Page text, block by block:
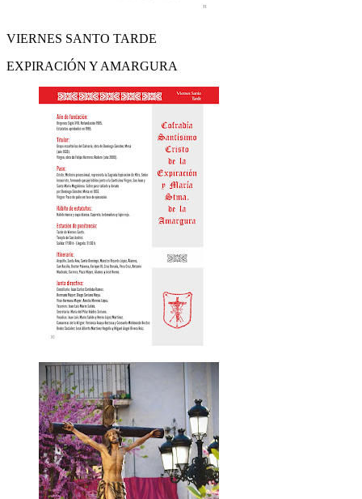
VIERNES SANTO TARDE
EXPIRACIÓN Y AMARGURA